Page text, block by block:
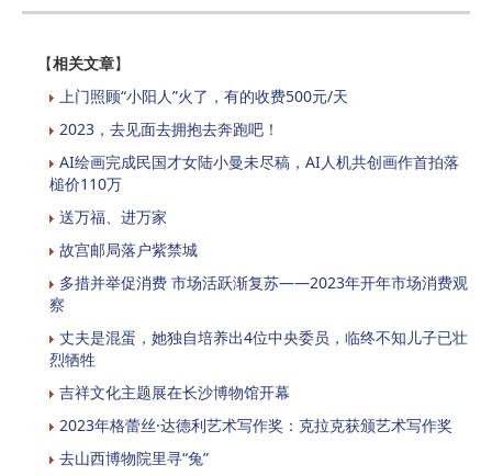
【相关文章】
上门照顾“小阳人”火了，有的收费500元/天
2023，去见面去拥抱去奔跑吧！
AI绘画完成民国才女陆小曼未尽稿，AI人机共创画作首拍落
槌价110万
送万福、进万家
故宫邮局落户紫禁城
多措并举促消费 市场活跃渐复苏——2023年开年市场消费观
察
丈夫是混蛋，她独自培养出4位中央委员，临终不知儿子已壮
烈牺牲
吉祥文化主题展在长沙博物馆开幕
2023年格蕾丝·达德利艺术写作奖：克拉克获颁艺术写作奖
去山西博物院里寻“兔”